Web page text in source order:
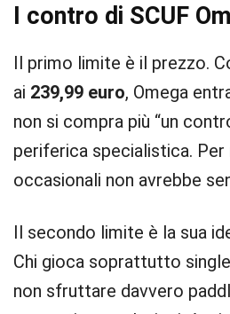
I contro di SCUF
Il primo limite è il prezzo.
ai 239,99 euro, Omega
non si compra più “un
periferica specialistica.
occasionali non avrebbe
Il secondo limite è la sua
Chi gioca soprattutto
non sfruttare davvero